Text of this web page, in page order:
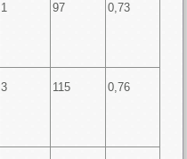
1 97 0,73
3 115 0,76